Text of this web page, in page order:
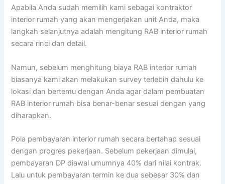
Apabila Anda sudah memilih kami sebagai kontraktor
interior rumah yang akan mengerjakan unit Anda, maka
langkah selanjutnya adalah mengitung RAB interior rumah
secara rinci dan detail.
Namun, sebelum menghitung biaya RAB interior rumah
biasanya kami akan melakukan survey terlebih dahulu ke
lokasi dan bertemu dengan Anda agar dalam pembuatan
RAB interior rumah bisa benar-benar sesuai dengan yang
diharapkan.
Pola pembayaran interior rumah secara bertahap sesuai
dengan progres pekerjaan. Sebelum pekerjaan dimulai,
pembayaran DP diawal umumnya 40% dari nilai kontrak.
Lalu untuk pembayaran termin ke dua sebesar 30% dan